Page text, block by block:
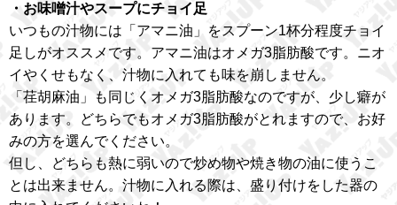
・お味噌汁やスープにチョイ足
いつもの汁物には「アマニ油」をスプーン1杯分程度チョイ
足しがオススメです。アマニ油はオメガ3脂肪酸です。ニオ
イやくせもなく、汁物に入れても味を崩しません。
「荏胡麻油」も同じくオメガ3脂肪酸なのですが、少し癖が
あります。どちらでもオメガ3脂肪酸がとれますので、お好
みの方を選んでください。
但し、どちらも熱に弱いので炒め物や焼き物の油に使うこ
とは出来ません。汁物に入れる際は、盛り付けをした器の